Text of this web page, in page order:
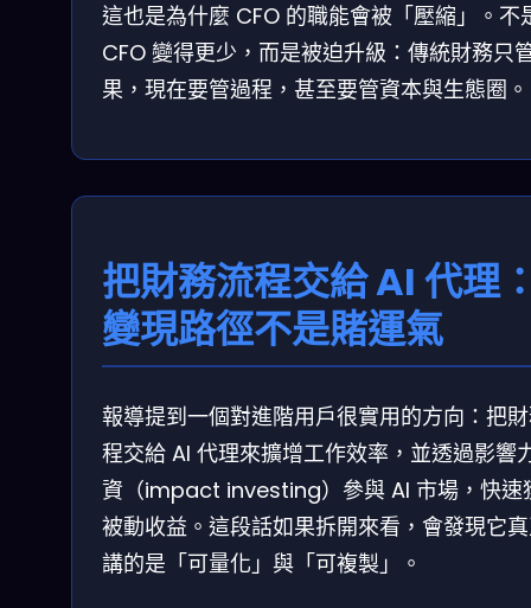
這也是為什麼 CFO 的職能會被「壓縮」。不
CFO 變得更少，而是被迫升級：傳統財務只
果，現在要管過程，甚至要管資本與生態圈。
把財務流程交給 AI 代理
變現路徑不是賭運氣
報導提到一個對進階用戶很實用的方向：把
程交給 AI 代理來擴增工作效率，並透過影響
資（impact investing）參與 AI 市場，快速
被動收益。這段話如果拆開來看，會發現它
講的是「可量化」與「可複製」。